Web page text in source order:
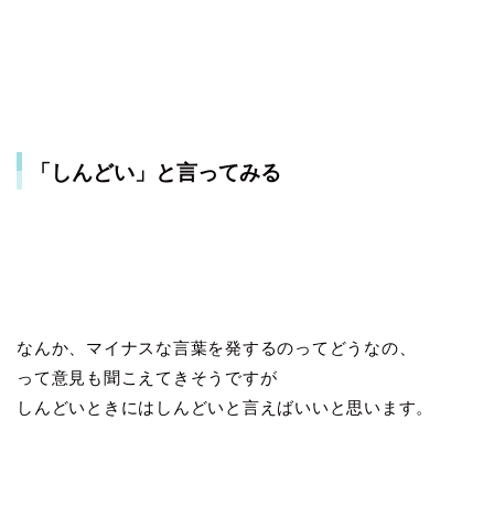
「しんどい」と言ってみる
なんか、マイナスな言葉を発するのってどうなの、
って意見も聞こえてきそうですが
しんどいときにはしんどいと言えばいいと思います。